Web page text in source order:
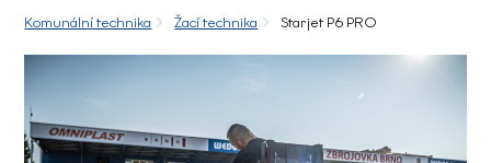
Komunální technika Žací technika Starjet P6 PRO